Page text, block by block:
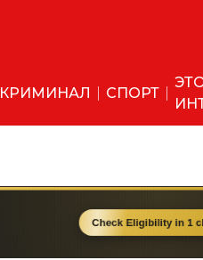
КРИМИНАЛ СПОРТ